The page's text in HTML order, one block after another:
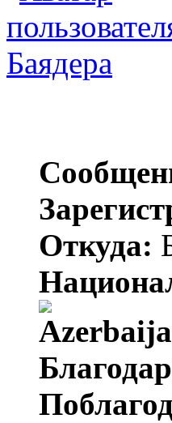
Баядера
Откуда: